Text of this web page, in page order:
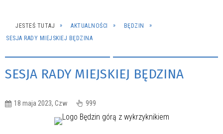
JESTEŚ TUTAJ AKTUALNOŚCI
BĘDZIN
SESJA RADY MIEJSKIEJ BĘDZINA
SESJA RADY MIEJSKIEJ BĘDZINA
18 maja 2023, Czw 999